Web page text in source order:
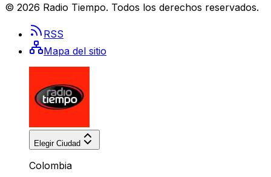
© 2026 Radio Tiempo. Todos los derechos reservados.
RSS
Mapa del sitio
Elegir Ciudad
Colombia